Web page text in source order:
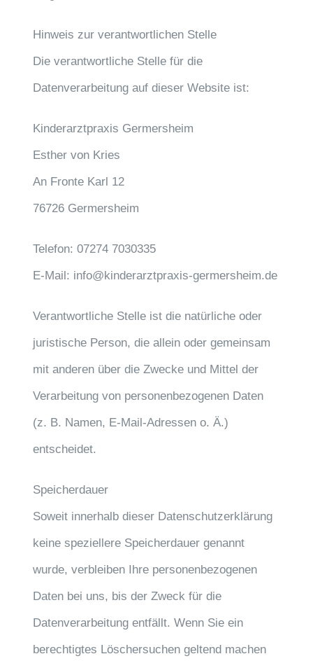
Hinweis zur verantwortlichen Stelle
Die verantwortliche Stelle für die
Datenverarbeitung auf dieser Website ist:
Kinderarztpraxis Germersheim
Esther von Kries
An Fronte Karl 12
76726 Germersheim
Telefon: 07274 7030335
E-Mail: info@kinderarztpraxis-germersheim.de
Verantwortliche Stelle ist die natürliche oder
juristische Person, die allein oder gemeinsam
mit anderen über die Zwecke und Mittel der
Verarbeitung von personenbezogenen Daten
(z. B. Namen, E-Mail-Adressen o. Ä.)
entscheidet.
Speicherdauer
Soweit innerhalb dieser Datenschutzerklärung
keine speziellere Speicherdauer genannt
wurde, verbleiben Ihre personenbezogenen
Daten bei uns, bis der Zweck für die
Datenverarbeitung entfällt. Wenn Sie ein
berechtigtes Löschersuchen geltend machen